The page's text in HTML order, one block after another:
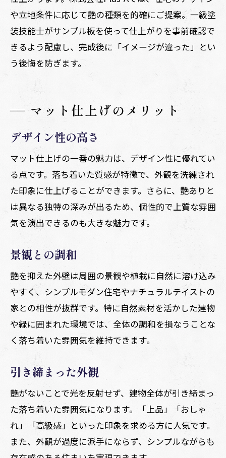
や立地条件に応じて艶の種類を的確にご提案。一級塗
装技能士がサンプル板を使って仕上がりを事前確認で
きるよう配慮し、完成後に「イメージが違った」とい
う後悔を防ぎます。
マット仕上げのメリット
デザイン性の高さ
マット仕上げの一番の魅力は、デザイン性に優れてい
る点です。落ち着いた質感が特徴で、外観を洗練され
た印象に仕上げることができます。さらに、艶ありと
は異なる独特の深みが出るため、個性的で上質な雰囲
気を演出できるのも大きな魅力です。
景観との調和
艶を抑えた外壁は周囲の景観や植栽に自然に溶け込み
やすく、シンプルモダン住宅やナチュラルテイストの
家との相性が抜群です。特に自然素材を活かした建物
や緑に囲まれた環境では、全体の調和を損なうことな
く落ち着いた雰囲気を維持できます。
引き締まった外観
艶がないことで光を反射せず、建物全体が引き締まっ
た落ち着いた雰囲気になります。「上品」「おしゃ
れ」「高級感」といった印象を求める方に人気です。
また、外観が過度に派手にならず、シンプルながらも